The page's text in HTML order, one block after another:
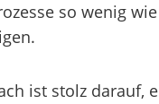
so wenig
ist stolz darauf,